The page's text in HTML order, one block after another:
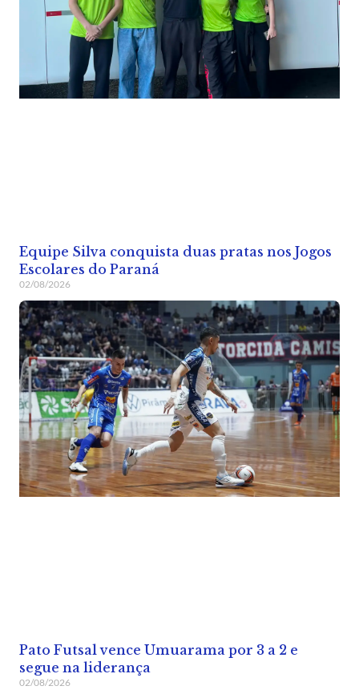
Equipe Silva conquista duas pratas nos Jogos
Escolares do Paraná
02/08/2026
Pato Futsal vence Umuarama por 3 a 2 e
segue na liderança
02/08/2026